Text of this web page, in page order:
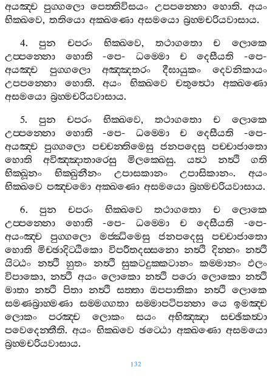
අයඤ‍්ච පුග‍්ගලො පෙත‍්තිවිසයං උපපන‍්නො හොති.අයං
භික‍්ඛවෙ, තතියො අක‍්ඛණො අසමයො බ්‍රහ‍්මචරියවාසාය.
4.පුන චපරං භික‍්ඛවෙ, තථාගතො ච
ලොකෙ
උප‍්පන‍්නො
හොති -පෙ-ධම‍්මො ච දෙසීයති -පෙ-
අයඤ‍්ච
පුග‍්ගලො අඤ‍්ඤතරං දීඝායුකං
දෙවනිකායං
උපපන‍්නො
හොති.අයං භික‍්ඛවෙ චතුත්‍ථො
අක‍්ඛණො
අසමයො බ්‍රහ‍්මචරියවාසාය.
5. පුන චපරං භික‍්ඛවෙ,තථාගතො ච
ලොකෙ
උප‍්පන‍්නො
හොති -පෙ-ධම‍්මො ච දෙසීයති -පෙ-
අයඤ‍්ච පුග‍්ගලො පච‍්චන‍්තිමෙසු ජනපදෙසු පච‍්චාජාතො
හොති
අවිඤ‍්ඤාතාරෙසු මිලක‍්ඛෙසු. යත්‍ථ නත්‍ථි
ගති
භික‍්ඛූනං
භික‍්ඛුනීනං උපාසකානං උපාසිකානං. අයං
භික‍්ඛවෙ පඤ‍්චමො අක‍්ඛණො අසමයො බ්‍රහ‍්මචරියවාසාය.
6.පුන චපරං භික‍්ඛවෙ තථාගතො ච
ලොකෙ
උප‍්පන‍්නො
හොති -පෙ-ධම‍්මො ච දෙසීයති -පෙ-
අයංඤ‍්ච
පුග‍්ගලො මජ‍්ඣිමෙසු ජනපදෙසු
පච‍්චාජාතො
හොති මිච‍්ඡාදිට‍්ඨිකො විපරීතදස‍්සනො නත්‍ථි දින‍්නං නත්‍ථි
යිට‍්ඨං නත්‍ථි හුතං නත්‍ථි සුකටදුක‍්කටානං කම‍්මානං ඵලං
විපාකො,නත්‍ථි අයං ලොකො නත්‍ථි පරො ලොකො නත්‍ථි
මාතා නත්‍ථි පිතා නත්‍ථි සත‍්තා ඔපපාතිකා නත්‍ථි ලොකෙ
සමණබ්‍රාහ‍්මණා සම‍්මග‍්ගතා සම‍්මාපටිපන‍්නා යෙ
ඉමඤ‍්ච
ලොකං
පරඤ‍්ච ලොකං සයං අභිඤ‍්ඤා
සච‍්ඡිකත්‍වා
පවෙදෙන‍්තීති.අයං භික‍්ඛවෙ ඡට‍්ඨො අක‍්ඛණො අසමයො
බ්‍රහ‍්මචරියවාසාය.
132